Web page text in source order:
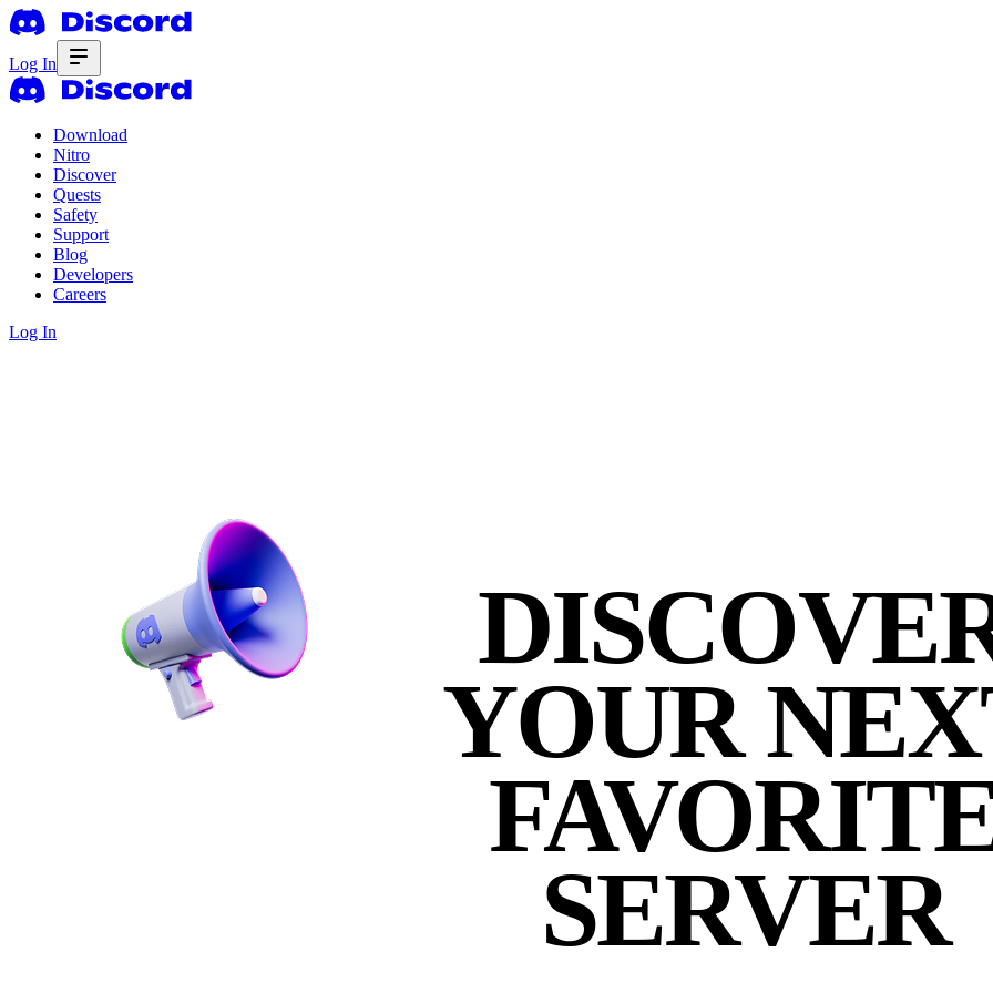
Log In
Download
Nitro
Discover
Quests
Safety
Support
Blog
Developers
Careers
Log In
YOUR
SERVER